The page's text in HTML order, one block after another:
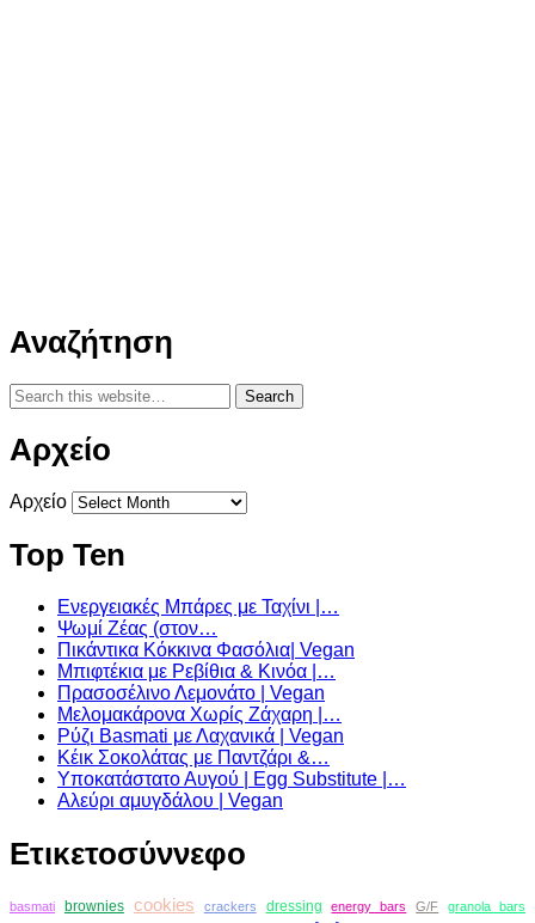
Αναζήτηση
Αρχείο
Αρχείο
Top Ten
Ενεργειακές Μπάρες με Ταχίνι |…
Ψωμί Ζέας (στον…
Πικάντικα Κόκκινα Φασόλια| Vegan
Μπιφτέκια με Ρεβίθια & Κινόα |…
Πρασοσέλινο Λεμονάτο | Vegan
Μελομακάρονα Χωρίς Ζάχαρη |…
Ρύζι Basmati με Λαχανικά | Vegan
Κέικ Σοκολάτας με Παντζάρι &…
Υποκατάστατο Αυγού | Egg Substitute |…
Αλεύρι αμυγδάλου | Vegan
Ετικετοσύννεφο
basmati brownies cookies crackers dressing energy bars G/F granola bars